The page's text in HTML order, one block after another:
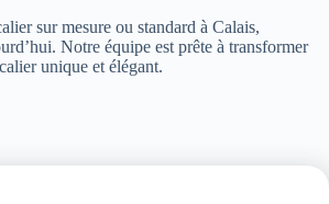
sur mesure ou standard à Calais,
Notre équipe est prête à transformer
unique et élégant.